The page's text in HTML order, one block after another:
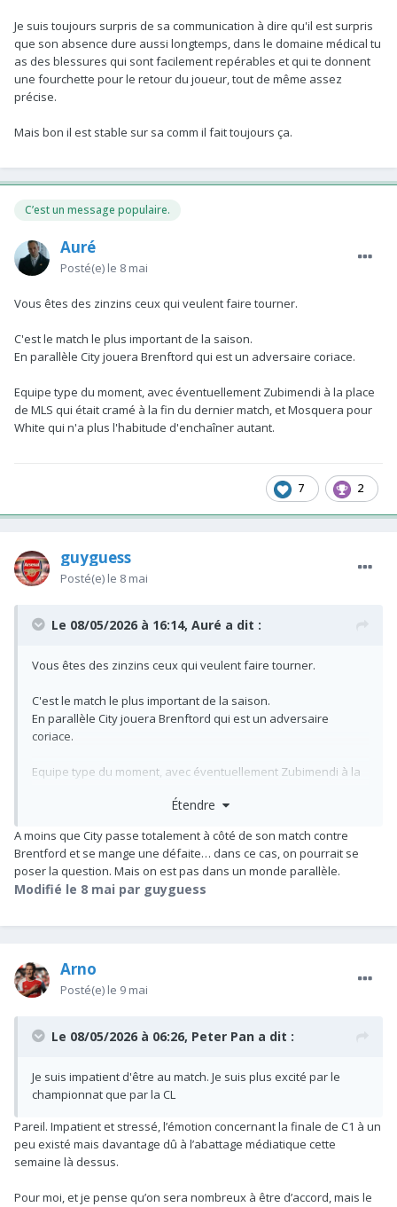
Je suis toujours surpris de sa communication à dire qu'il est surpris
que son absence dure aussi longtemps, dans le domaine médical tu
as des blessures qui sont facilement repérables et qui te donnent
une fourchette pour le retour du joueur, tout de même assez
précise.
Mais bon il est stable sur sa comm il fait toujours ça.
C’est un message populaire.
Auré
Posté(e) le 8 mai
Vous êtes des zinzins ceux qui veulent faire tourner.
C'est le match le plus important de la saison.
En parallèle City jouera Brenftord qui est un adversaire coriace.
Equipe type du moment, avec éventuellement Zubimendi à la place
de MLS qui était cramé à la fin du dernier match, et Mosquera pour
White qui n'a plus l'habitude d'enchaîner autant.
7 2
guyguess
Posté(e) le 8 mai
Le 08/05/2026 à 16:14, Auré a dit :
Vous êtes des zinzins ceux qui veulent faire tourner.
C'est le match le plus important de la saison.
En parallèle City jouera Brenftord qui est un adversaire
coriace.
Equipe type du moment, avec éventuellement Zubimendi à la
Mosquera pour White qui n'a plus l'habitude d'enchaîner
Étendre
A moins que City passe totalement à côté de son match contre
Brentford et se mange une défaite… dans ce cas, on pourrait se
poser la question. Mais on est pas dans un monde parallèle.
Modifié le 8 mai par guyguess
Arno
Posté(e) le 9 mai
Le 08/05/2026 à 06:26, Peter Pan a dit :
Je suis impatient d'être au match. Je suis plus excité par le
championnat que par la CL
Pareil. Impatient et stressé, l’émotion concernant la finale de C1 à un
peu existé mais davantage dû à l’abattage médiatique cette
semaine là dessus.
Pour moi, et je pense qu’on sera nombreux à être d’accord, mais le